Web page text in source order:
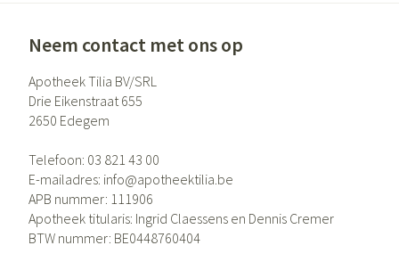
Neem contact met ons op
Apotheek Tilia BV/SRL
Drie Eikenstraat 655
2650 Edegem
Telefoon: 03 821 43 00
E-mailadres: info@apotheektilia.be
APB nummer: 111906
Apotheek titularis: Ingrid Claessens en Dennis Cremer
BTW nummer: BE0448760404